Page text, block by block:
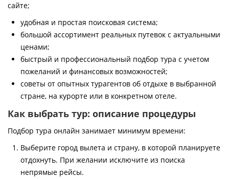
сайте;
удобная и простая поисковая система;
большой ассортимент реальных путевок с актуальными
ценами;
быстрый и профессиональный подбор тура с учетом
пожеланий и финансовых возможностей;
советы от опытных турагентов об отдыхе в выбранной
стране, на курорте или в конкретном отеле.
Как выбрать тур: описание процедуры
Подбор тура онлайн занимает минимум времени:
Выберите город вылета и страну, в которой планируете
отдохнуть. При желании исключите из поиска
непрямые рейсы.